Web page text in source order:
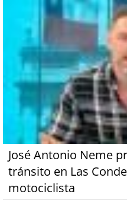
José Antonio Neme
tránsito en Las
motociclista